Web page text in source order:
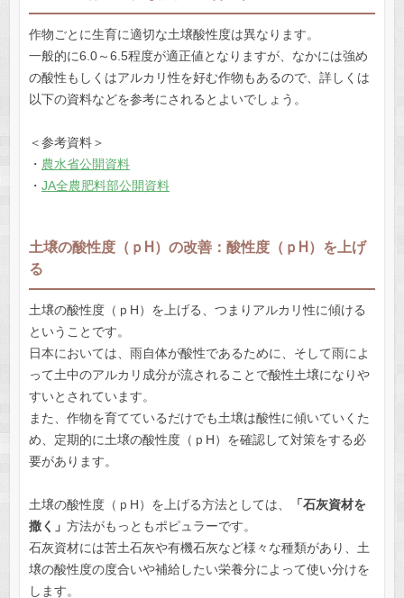
作物ごとに生育に適切な土壌酸性度は異なります。
一般的に6.0～6.5程度が適正値となりますが、なかには強め
の酸性もしくはアルカリ性を好む作物もあるので、詳しくは
以下の資料などを参考にされるとよいでしょう。
＜参考資料＞
・ 農水省公開資料
・ JA全農肥料部公開資料
土壌の酸性度（ｐH）の改善：酸性度（ｐH）を上げ
る
土壌の酸性度（ｐH）を上げる、つまりアルカリ性に傾ける
ということです。
日本においては、雨自体が酸性であるために、そして雨によ
って土中のアルカリ成分が流されることで酸性土壌になりや
すいとされています。
また、作物を育てているだけでも土壌は酸性に傾いていくた
め、定期的に土壌の酸性度（ｐH）を確認して対策をする必
要があります。
土壌の酸性度（ｐH）を上げる方法としては、
「石灰資材を
撒く」 方法がもっともポピュラーです。
石灰資材には苦土石灰や有機石灰など様々な種類があり、土
壌の酸性度の度合いや補給したい栄養分によって使い分けを
します。